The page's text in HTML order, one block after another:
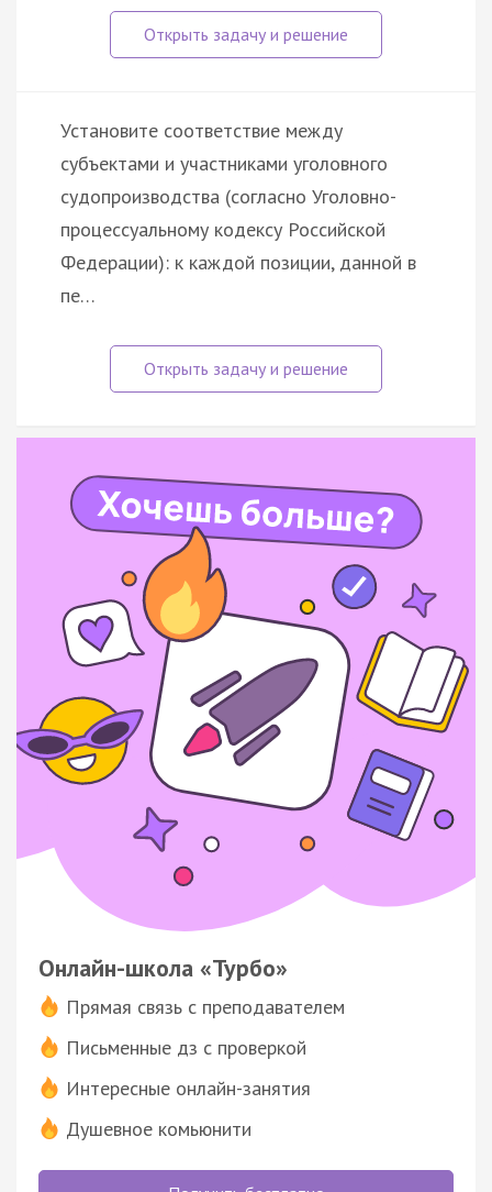
Установите соответствие между
субъектами и участниками уголовного
судопроизводства (согласно Уголовно-
процессуальному кодексу Российской
Федерации): к каждой позиции, данной в
пе…
Онлайн-школа «Турбо»
Прямая связь с преподавателем
Письменные дз с проверкой
Интересные онлайн-занятия
Душевное комьюнити